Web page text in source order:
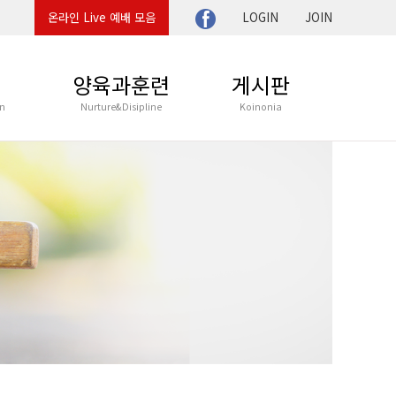
온라인 Live 예배 모음 LOGIN JOIN
양육과훈련
Nurture&Disipline
게시판
Koinonia
육부